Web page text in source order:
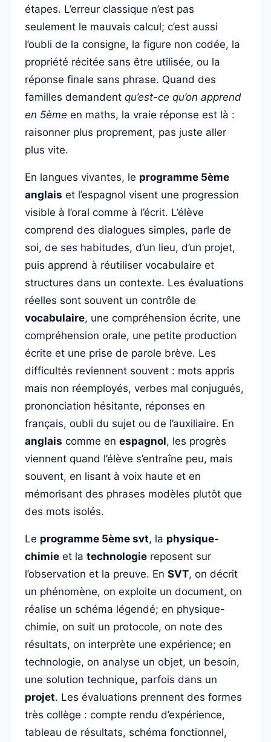
étapes. L’erreur classique n’est pas
seulement le mauvais calcul; c’est aussi
l’oubli de la consigne, la figure non codée, la
propriété récitée sans être utilisée, ou la
réponse finale sans phrase. Quand des
familles demandent qu’est-ce qu’on apprend
en 5ème en maths, la vraie réponse est là :
raisonner plus proprement, pas juste aller
plus vite.
En langues vivantes, le programme 5ème
anglais et l’espagnol visent une progression
visible à l’oral comme à l’écrit. L’élève
comprend des dialogues simples, parle de
soi, de ses habitudes, d’un lieu, d’un projet,
puis apprend à réutiliser vocabulaire et
structures dans un contexte. Les évaluations
réelles sont souvent un contrôle de
vocabulaire, une compréhension écrite, une
compréhension orale, une petite production
écrite et une prise de parole brève. Les
difficultés reviennent souvent : mots appris
mais non réemployés, verbes mal conjugués,
prononciation hésitante, réponses en
français, oubli du sujet ou de l’auxiliaire. En
anglais comme en espagnol, les progrès
viennent quand l’élève s’entraîne peu, mais
souvent, en lisant à voix haute et en
mémorisant des phrases modèles plutôt que
des mots isolés.
Le programme 5ème svt, la physique-
chimie et la technologie reposent sur
l’observation et la preuve. En SVT, on décrit
un phénomène, on exploite un document, on
réalise un schéma légendé; en physique-
chimie, on suit un protocole, on note des
résultats, on interprète une expérience; en
technologie, on analyse un objet, un besoin,
une solution technique, parfois dans un
projet. Les évaluations prennent des formes
très collège : compte rendu d’expérience,
tableau de résultats, schéma fonctionnel,